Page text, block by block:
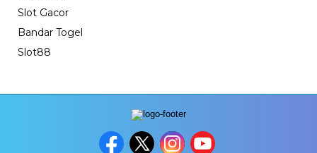
Slot Gacor
Bandar Togel
Slot88